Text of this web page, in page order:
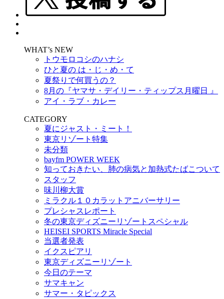
WHAT’s NEW
トウモロコシのハナシ
ひと夏の は・じ・め・て
夏祭りで何買うの？
8月の『ヤマサ・デイリー・ティップス月曜日 』
アイ・ラブ・カレー
CATEGORY
夏にジャスト・ミート！
東京リゾート特集
未分類
bayfm POWER WEEK
知っておきたい、肺の病気と加熱式たばこついて
スタッフ
味川柳大賞
ミラクル１０カラットアニバーサリー
プレシャスレポート
冬の東京ディズニーリゾートスペシャル
HEISEI SPORTS Miracle Special
当選者発表
イクスピアリ
東京ディズニーリゾート
今日のテーマ
サマキャン
サマー・タピックス